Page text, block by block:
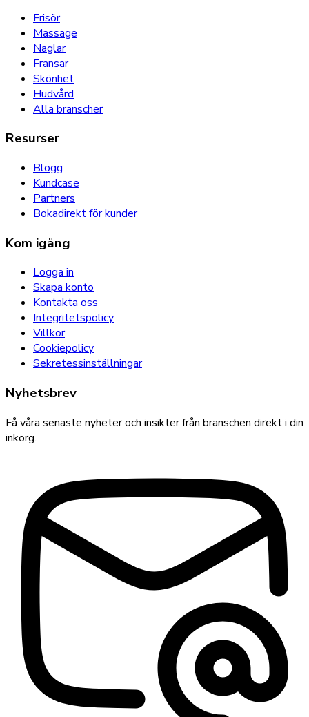
Frisör
Massage
Naglar
Fransar
Skönhet
Hudvård
Alla branscher
Resurser
Blogg
Kundcase
Partners
Bokadirekt för kunder
Kom igång
Logga in
Skapa konto
Kontakta oss
Integritetspolicy
Villkor
Cookiepolicy
Sekretessinställningar
Nyhetsbrev
Få våra senaste nyheter och insikter från branschen direkt i din
inkorg.